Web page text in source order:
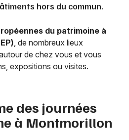
hors du commun.
du patrimoine à
, de nombreux lieux
de chez vous et vous
expositions ou visites.
des journées
à Montmorillon